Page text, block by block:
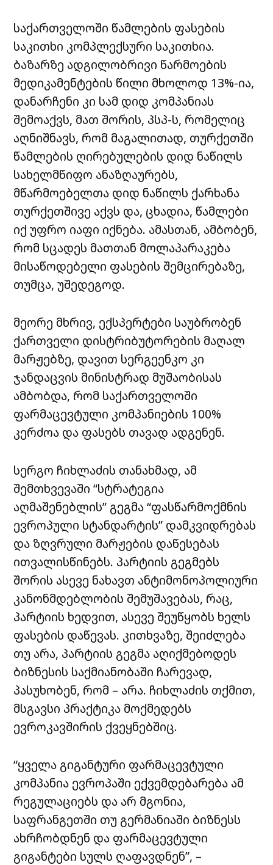
საქართველოში წამლების ფასების
საკითხი კომპლექსური საკითხია.
ბაზარზე ადგილობრივი წარმოების
მედიკამენტების წილი მხოლოდ 13%-ია,
დანარჩენი კი სამ დიდ კომპანიას
შემოაქვს, მათ შორის, პსპ-ს, რომელიც
აღნიშნავს, რომ მაგალითად, თურქეთში
წამლების ღირებულების დიდ ნაწილს
სახელმწიფო ანაზღაურებს,
მწარმოებელთა დიდ ნაწილს ქარხანა
თურქეთშივე აქვს და, ცხადია, წამლები
იქ უფრო იაფი იქნება. ამასთან, ამბობენ,
რომ სცადეს მათთან მოლაპარაკება
მისაწოდებელი ფასების შემცირებაზე,
თუმცა, უშედეგოდ.
მეორე მხრივ, ექსპერტები საუბრობენ
ქართველი დისტრიბუტორების მაღალ
მარჟებზე, დავით სერგეენკო კი
ჯანდაცვის მინისტრად მუშაობისას
ამბობდა, რომ საქართველოში
ფარმაცევტული კომპანიების 100%
კერძოა და ფასებს თავად ადგენენ.
სერგო ჩიხლაძის თანახმად, ამ
შემთხვევაში “სტრატეგია
აღმაშენებლის” გეგმა “ფასწარმოქმნის
ევროპული სტანდარტის” დამკვიდრებას
და ზღვრული მარჟების დაწესებას
ითვალისწინებს. პარტიის გეგმებს
შორის ასევე ნახავთ ანტიმონოპოლიური
კანონმდებლობის შემუშავებას, რაც,
პარტიის ხედვით, ასევე შეუწყობს ხელს
ფასების დაწევას. კითხვაზე, შეიძლება
თუ არა, პარტიის გეგმა აღიქმებოდეს
ბიზნესის საქმიანობაში ჩარევად,
პასუხობენ, რომ – არა. ჩიხლაძის თქმით,
მსგავსი პრაქტიკა მოქმედებს
ევროკავშირის ქვეყნებშიც.
“ყველა გიგანტური ფარმაცევტული
კომპანია ევროპაში ექვემდებარება ამ
რეგულაციებს და არ მგონია,
საფრანგეთში თუ გერმანიაში ბიზნესს
ახრჩობდნენ და ფარმაცევტული
გიგანტები სულს ღაფავდნენ”, –